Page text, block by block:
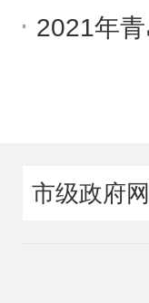
2021年
市级政府